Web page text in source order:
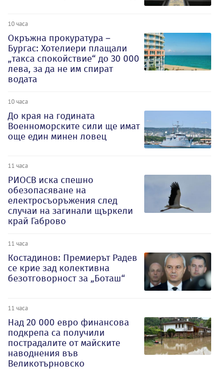
10 часа
Окръжна прокуратура –
Бургас: Хотелиери плащали
„такса спокойствие“ до 30 000
лева, за да не им спират
водата
10 часа
До края на годината
Военноморските сили ще имат
още един минен ловец
11 часа
РИОСВ иска спешно
обезопасяване на
електросъоръжения след
случаи на загинали щъркели
край Габрово
11 часа
Костадинов: Премиерът Радев
се крие зад колективна
безотговорност за „Боташ“
11 часа
Над 20 000 евро финансова
подкрепа са получили
пострадалите от майските
наводнения във
Великотърновско